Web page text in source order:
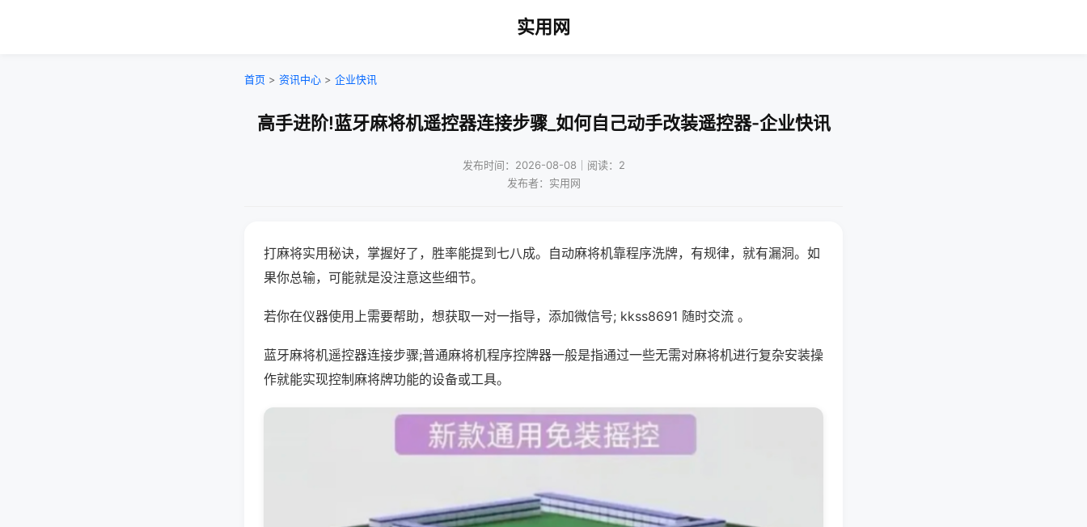
实用网
首页 > 资讯中心 > 企业快讯
高手进阶!蓝牙麻将机遥控器连接步骤_如何自己动手改装遥控器-企业快讯
发布时间：2026-08-08｜阅读：2
发布者：实用网
打麻将实用秘诀，掌握好了，胜率能提到七八成。自动麻将机靠程序洗牌，有规律，就有漏洞。如
果你总输，可能就是没注意这些细节。
若你在仪器使用上需要帮助，想获取一对一指导，添加微信号; kkss8691 随时交流 。
蓝牙麻将机遥控器连接步骤;普通麻将机程序控牌器一般是指通过一些无需对麻将机进行复杂安装操
作就能实现控制麻将牌功能的设备或工具。